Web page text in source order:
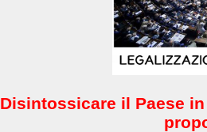
Disintossicare il Paese